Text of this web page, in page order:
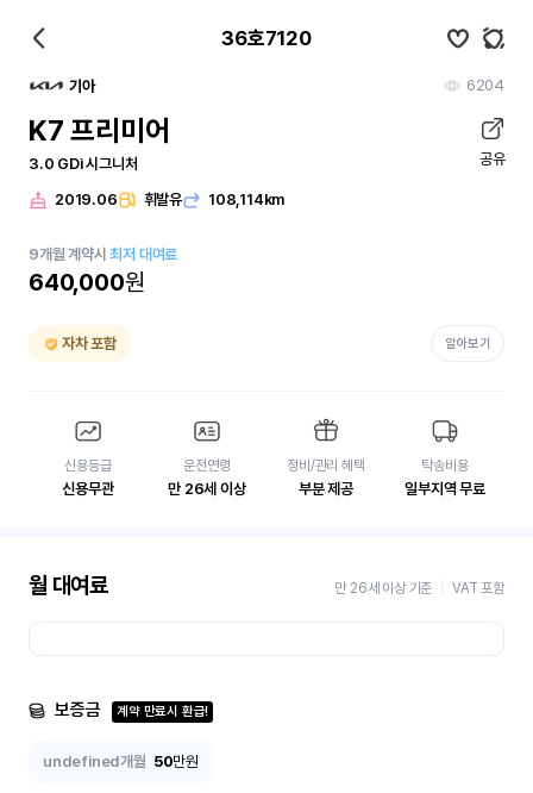
36호7120
기아 6204
K7 프리미어
3.0 GDi 시그니처 공유
2019.06 휘발유 108,114km
9개월 계약시최저 대여료
640,000원
자차 포함 알아보기
신용등급
신용무관
운전연령
만 26세 이상
정비/관리 혜택
부분 제공
탁송비용
일부지역 무료
월 대여료 만 26세 이상 기준 VAT 포함
보증금 계약 만료시 환급!
undefined개월 50만원